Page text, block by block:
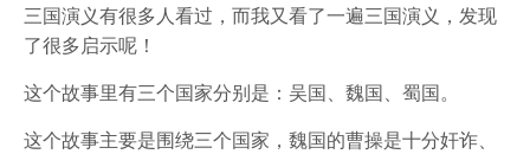
三国演义有很多人看过，而我又看了一遍三国演义，发现
了很多启示呢！
这个故事里有三个国家分别是：吴国、魏国、蜀国。
这个故事主要是围绕三个国家，魏国的曹操是十分奸诈、